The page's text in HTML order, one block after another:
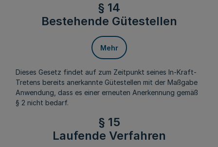
§ 14
Bestehende Gütestellen
Mehr
Dieses Gesetz findet auf zum Zeitpunkt seines In-Kraft-
Tretens bereits anerkannte Gütestellen mit der Maßgabe
Anwendung, dass es einer erneuten Anerkennung gemäß
§ 2 nicht bedarf.
§ 15
Laufende Verfahren